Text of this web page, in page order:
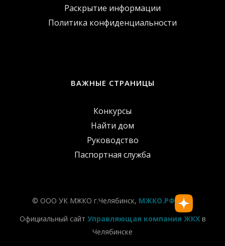
Раскрытие информации
Политика конфиденциальности
ВАЖНЫЕ СТРАНИЦЫ
Конкурсы
Найти дом
Руководство
Паспортная служба
© ООО УК МЖКО г.Челябинск, МЖКО.РФ
Официальный сайт Управляющая компания ЖКХв
Челябинске